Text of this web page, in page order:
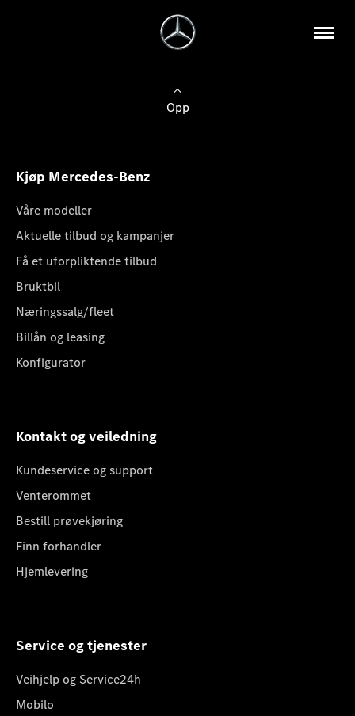
Opp
Kjøp Mercedes-Benz
Våre modeller
Aktuelle tilbud og kampanjer
Få et uforpliktende tilbud
Bruktbil
Næringssalg/fleet
Billån og leasing
Konfigurator
Kontakt og veiledning
Kundeservice og support
Venterommet
Bestill prøvekjøring
Finn forhandler
Hjemlevering
Service og tjenester
Veihjelp og Service24h
Mobilo